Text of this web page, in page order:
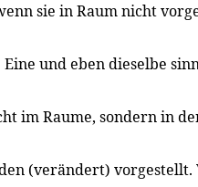
sie in Raum nicht
und eben dieselbe
im Raume, sondern in
(verändert) vorgestellt.